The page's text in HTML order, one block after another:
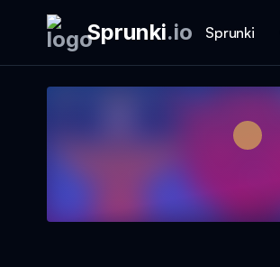
Sprunki.io Sprunki